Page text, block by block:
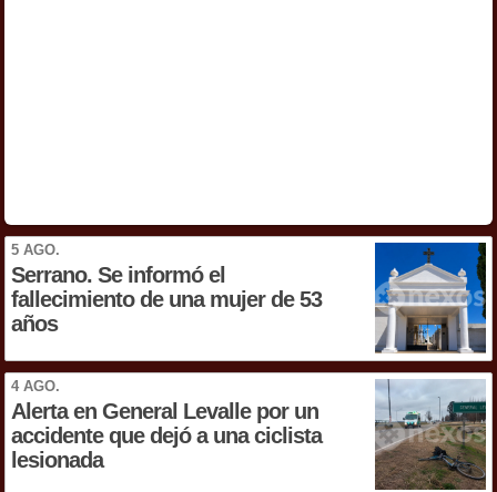
5 AGO.
Serrano. Se informó el
fallecimiento de una mujer de 53
años
4 AGO.
Alerta en General Levalle por un
accidente que dejó a una ciclista
lesionada